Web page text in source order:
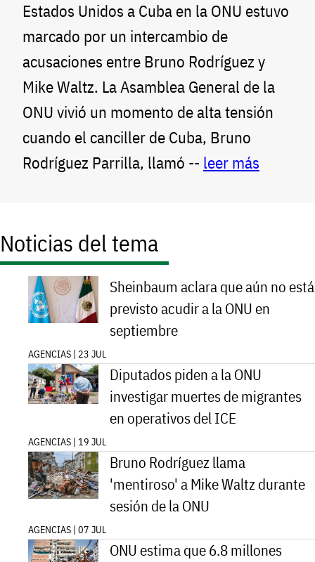
Estados Unidos a Cuba en la ONU estuvo
marcado por un intercambio de
acusaciones entre Bruno Rodríguez y
Mike Waltz. La Asamblea General de la
ONU vivió un momento de alta tensión
cuando el canciller de Cuba, Bruno
Rodríguez Parrilla, llamó -- leer más
Noticias del tema
Sheinbaum aclara que aún no está
previsto acudir a la ONU en
septiembre
AGENCIAS | 23 JUL
Diputados piden a la ONU
investigar muertes de migrantes
en operativos del ICE
AGENCIAS | 19 JUL
Bruno Rodríguez llama
'mentiroso' a Mike Waltz durante
sesión de la ONU
AGENCIAS | 07 JUL
ONU estima que 6.8 millones